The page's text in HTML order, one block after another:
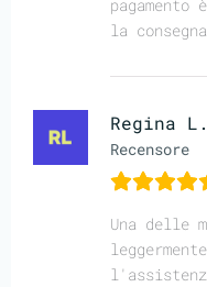
pagamento
la
Regina L.
Recensore
Una delle